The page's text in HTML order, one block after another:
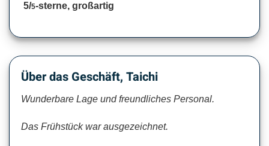
5/5-sterne, großartig
Über das Geschäft, Taichi
Wunderbare Lage und freundliches Personal.
Das Frühstück war ausgezeichnet.